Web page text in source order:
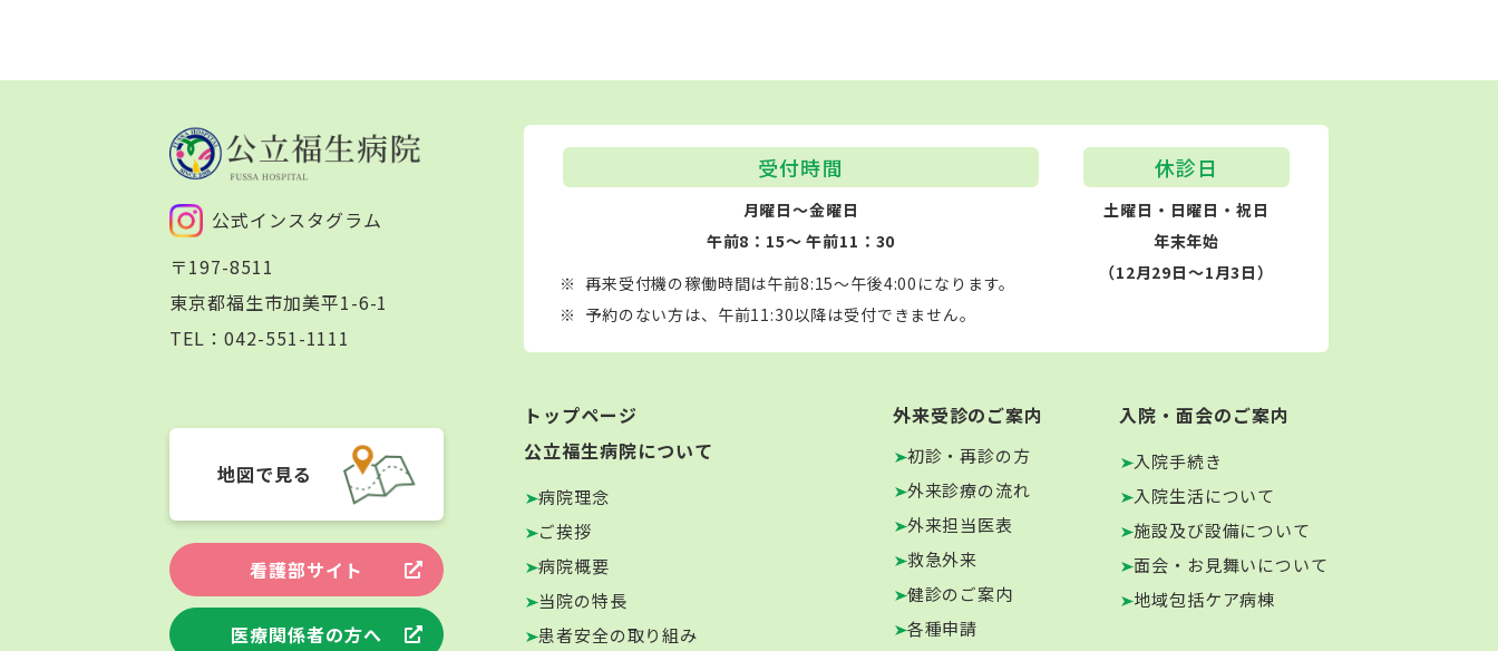
公式インスタグラム
〒197-8511
東京都福生市加美平1-6-1
TEL： 042-551-1111
地図で見る
看護部サイト
医療関係者の方へ
受付時間
月曜日～金曜日
午前8：15～ 午前11：30
再来受付機の稼働時間は午前8:15～午後4:00になります。
予約のない方は、午前11:30以降は受付できません。
休診日
土曜日・日曜日・祝日
年末年始
（12月29日～1月3日）
トップページ
公立福生病院について
病院理念
ご挨拶
病院概要
当院の特長
患者安全の取り組み
外来受診のご案内
初診・再診の方
外来診療の流れ
外来担当医表
救急外来
健診のご案内
各種申請
入院・面会のご案内
入院手続き
入院生活について
施設及び設備について
面会・お見舞いについて
地域包括ケア病棟